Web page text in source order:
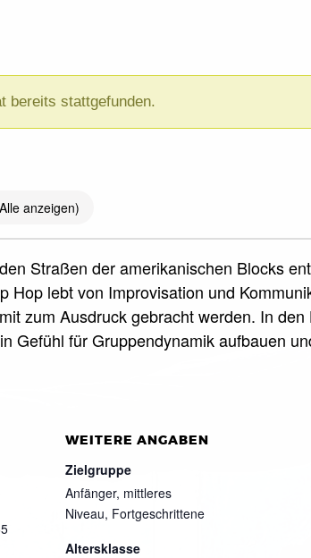
bereits stattgefunden.
anzeigen)
Straßen der amerikanischen Blocks
lebt von Improvisation und
zum Ausdruck gebracht werden. In
Gefühl für Gruppendynamik aufbauen
WEITERE ANGABEN
Zielgruppe
Anfänger, mittleres
Niveau, Fortgeschrittene
Altersklasse